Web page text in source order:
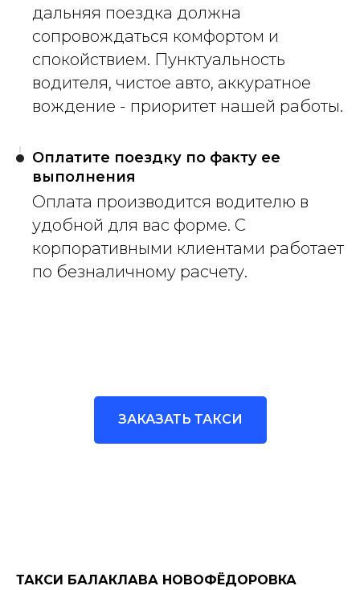
дальняя поездка должна
сопровождаться комфортом и
спокойствием. Пунктуальность
водителя, чистое авто, аккуратное
вождение - приоритет нашей работы.
Оплатите поездку по факту ее
выполнения
Оплата производится водителю в
удобной для вас форме. С
корпоративными клиентами работает
по безналичному расчету.
ЗАКАЗАТЬ ТАКСИ
ТАКСИ БАЛАКЛАВА НОВОФЁДОРОВКА